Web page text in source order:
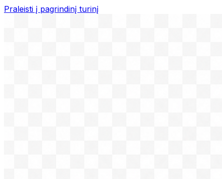
Praleisti į pagrindinį turinį